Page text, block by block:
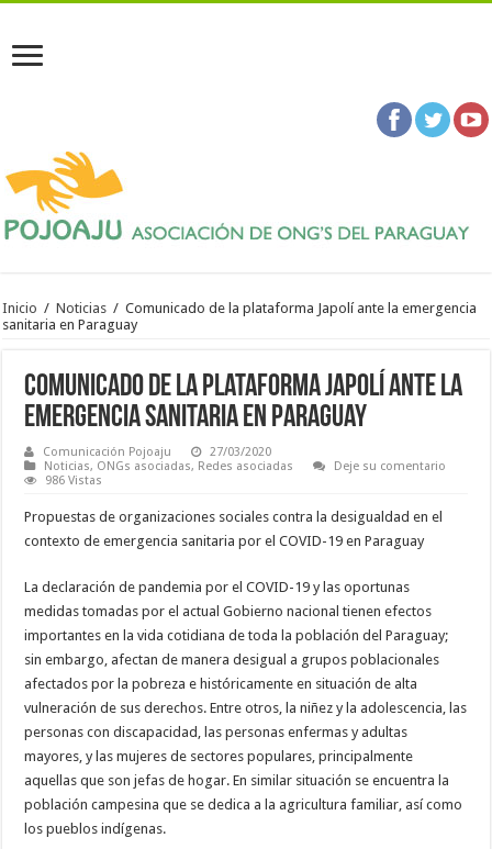
Inicio / Noticias / Comunicado de la plataforma Japolí ante la emergencia
sanitaria en Paraguay
Comunicado de la plataforma Japolí ante la
emergencia sanitaria en Paraguay
Comunicación Pojoaju
27/03/2020
Noticias, ONGs asociadas, Redes asociadas
Deje su comentario
986 Vistas
Propuestas de organizaciones sociales contra la desigualdad en el
contexto de emergencia sanitaria por el COVID-19 en Paraguay
La declaración de pandemia por el COVID-19 y las oportunas
medidas tomadas por el actual Gobierno nacional tienen efectos
importantes en la vida cotidiana de toda la población del Paraguay;
sin embargo, afectan de manera desigual a grupos poblacionales
afectados por la pobreza e históricamente en situación de alta
vulneración de sus derechos. Entre otros, la niñez y la adolescencia, las
personas con discapacidad, las personas enfermas y adultas
mayores, y las mujeres de sectores populares, principalmente
aquellas que son jefas de hogar. En similar situación se encuentra la
población campesina que se dedica a la agricultura familiar, así como
los pueblos indígenas.